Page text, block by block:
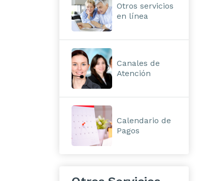
Otros servicios
en línea
Canales de
Atención
Calendario de
Pagos